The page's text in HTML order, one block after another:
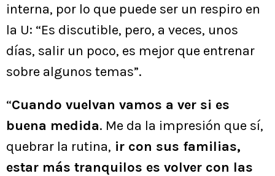
interna, por lo que puede ser un respiro en
la U: “Es discutible, pero, a veces, unos
días, salir un poco, es mejor que entrenar
sobre algunos temas”.
“Cuando vuelvan vamos a ver si es
buena medida. Me da la impresión que sí,
quebrar la rutina, ir con sus familias,
estar más tranquilos es volver con las